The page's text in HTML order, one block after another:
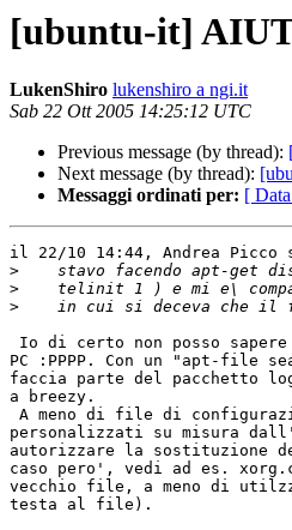
[ubuntu-it]
LukenShiro lukenshiro a ngi.it
Sab 22 Ott 2005 14:25:12 UTC
Previous message (by thread):
Next message (by thread):
Messaggi ordinati per: [
il 22/10 14:44, Andrea Picco
>
>
>
PC :PPPP. Con un "apt-file
faccia parte del pacchetto
a breezy.
personalizzati su misura
autorizzare la sostituzione
caso pero', vedi ad es.
vecchio file, a meno di
testa al file).